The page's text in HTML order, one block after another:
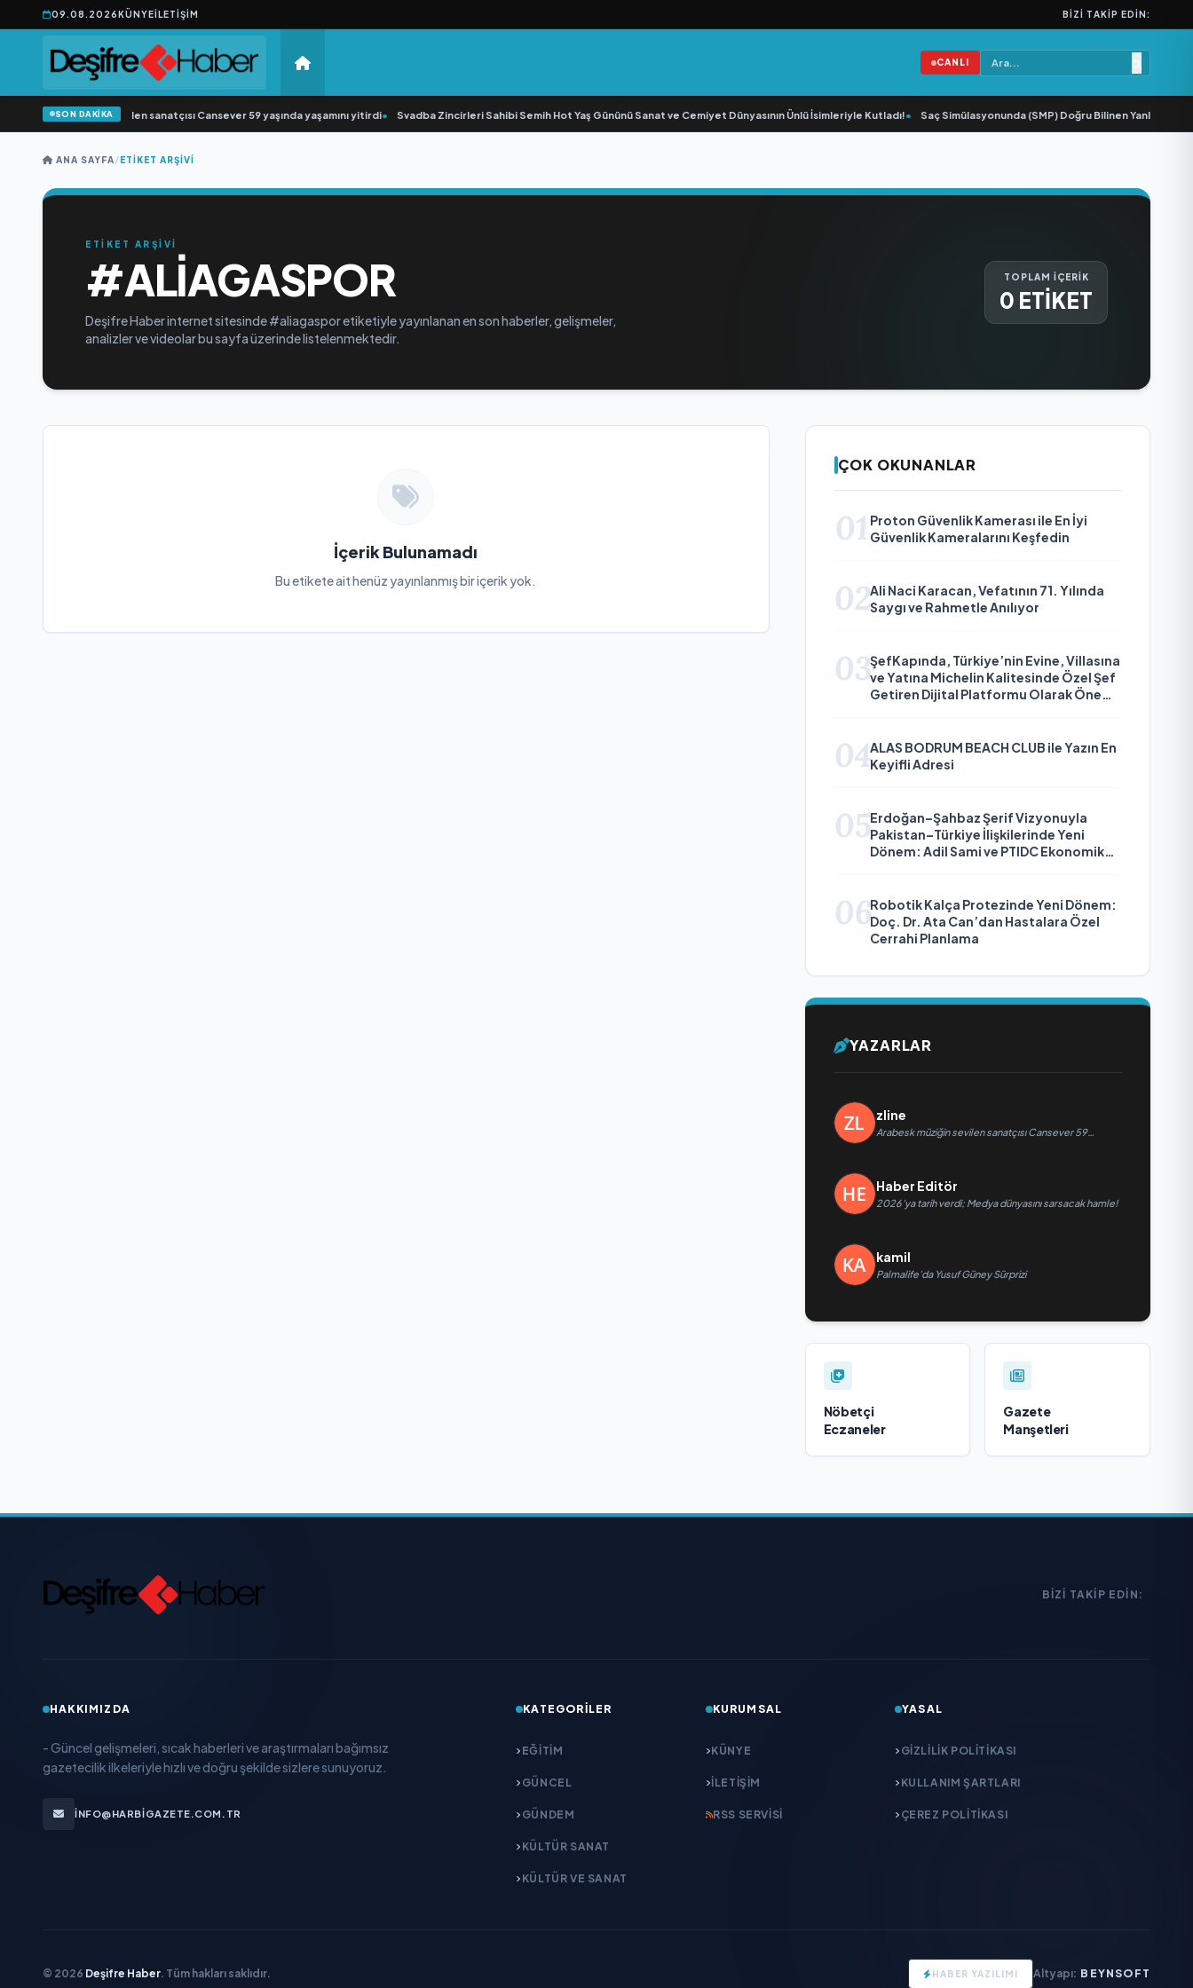
09.08.2026KÜNYEİLETIŞIM BIZI TAKIP EDIN:
CANLI
SON DAKİKA
Arabesk müziğin sevilen sanatçısı Cansever 59 yaşında yaşamını yitirdi• Svadba Zincirleri Sahibi Semih Hot Yaş Gününü Sanat ve Cemiyet Dünyasının Ünlü İsimleriyle Kutladı!• Saç Simülasyonunda (SMP) Doğru Bilinen Yanlışlar ve
ANA SAYFA/ETIKET ARŞIVI
ETİKET ARŞİVİ
#ALIAGASPOR
Deşifre Haber internet sitesinde #aliagaspor etiketiyle yayınlanan en son haberler, gelişmeler,
analizler ve videolar bu sayfa üzerinde listelenmektedir.
TOPLAM İÇERİK
0 ETİKET
İçerik Bulunamadı
Bu etikete ait henüz yayınlanmış bir içerik yok.
ÇOK OKUNANLAR
01 Proton Güvenlik Kamerası ile En İyi
Güvenlik Kameralarını Keşfedin
02Ali Naci Karacan, Vefatının 71. Yılında
Saygı ve Rahmetle Anılıyor
03ŞefKapında, Türkiye’nin Evine, Villasına
ve Yatına Michelin Kalitesinde Özel Şef
Getiren Dijital Platformu Olarak Öne
04ALAS BODRUM BEACH CLUB ile Yazın En
Keyifli Adresi
05Erdoğan–Şahbaz Şerif Vizyonuyla
Pakistan–Türkiye İlişkilerinde Yeni
Dönem: Adil Sami ve PTIDC Ekonomik
06Robotik Kalça Protezinde Yeni Dönem:
Doç. Dr. Ata Can’dan Hastalara Özel
Cerrahi Planlama
YAZARLAR
zline
Arabesk müziğin sevilen sanatçısı Cansever 59
Haber Editör
2026’ya tarih verdi; Medya dünyasını sarsacak hamle!
kamil
Palmalife’da Yusuf Güney Sürprizi
Nöbetçi
Eczaneler
Gazete
Manşetleri
BIZI TAKIP EDIN:
HAKKIMIZDA
- Güncel gelişmeleri, sıcak haberleri ve araştırmaları bağımsız
gazetecilik ilkeleriyle hızlı ve doğru şekilde sizlere sunuyoruz.
INFO@HARBIGAZETE.COM.TR
KATEGORILER
EĞITIM
GÜNCEL
GÜNDEM
KÜLTÜR SANAT
KÜLTÜR VE SANAT
KURUMSAL
KÜNYE
İLETIŞIM
RSS SERVISI
YASAL
GIZLILIK POLITIKASI
KULLANIM ŞARTLARI
ÇEREZ POLITIKASI
© 2026 Deşifre Haber. Tüm hakları saklıdır. HABER YAZILIMI Altyapı: BEYNSOFT